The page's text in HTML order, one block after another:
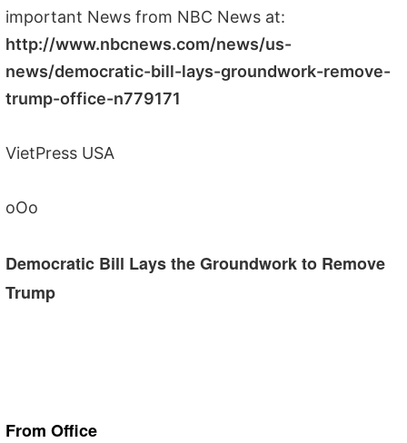
important News from NBC News at:
http://www.nbcnews.com/news/us-
news/democratic-bill-lays-groundwork-remove-
trump-office-n779171
VietPress USA
oOo
Democratic Bill Lays the Groundwork to Remove
Trump
From Office